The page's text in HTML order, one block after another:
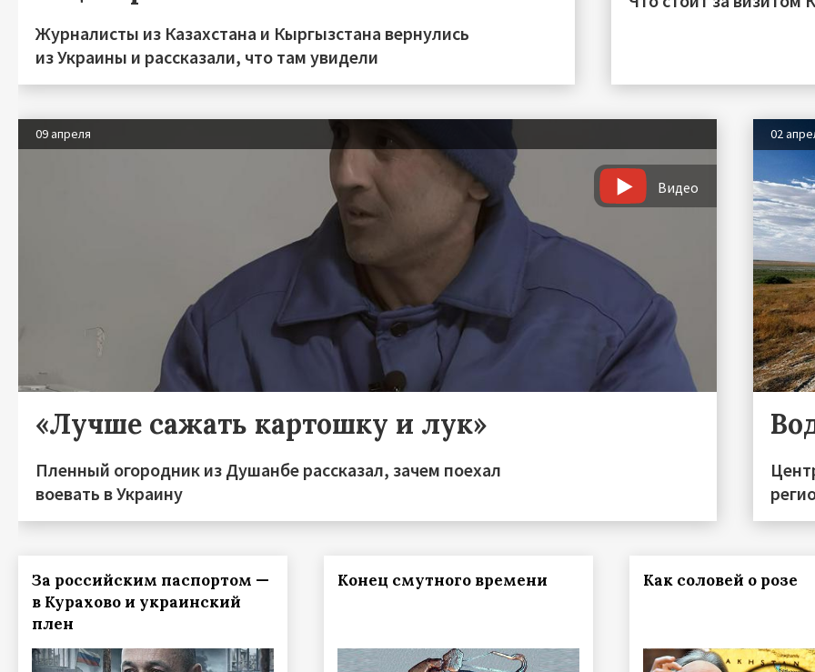
Журналисты из Казахстана и Кыргызстана вернулись
из Украины и рассказали, что там увидели
09 апреля
Видео
«Лучше сажать картошку и лук»
Пленный огородник из Душанбе рассказал, зачем поехал
воевать в Украину
02
За российским паспортом —
в Курахово и украинский
плен
Конец смутного времени Как соловей о розе